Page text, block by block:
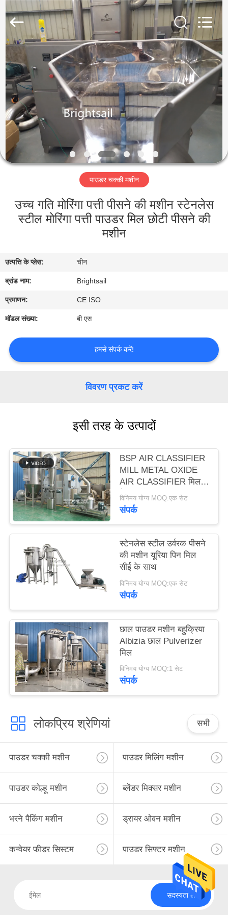
घर
उत्पादों
वीडियो
हमारे
बारे
कारखाना
गुणवत्ता
नियंत्रण
संपर्क
करें
समाचार
PRIVACY
POLICY
Brightsail
Machinery
Co.,Ltd..
Reserved.
पाउडर चक्की मशीन
उच्च गति मोरिंगा पत्ती पीसने की मशीन स्टेनलेस
स्टील मोरिंगा पत्ती पाउडर मिल छोटी पीसने की
मशीन
उत्पत्ति के प्लेस: चीन
ब्रांड नाम: Brightsail
प्रमाणन: CE ISO
मॉडल संख्या: बी एस
हमसे संपर्क करें!
विवरण प्रकट करें
इसी तरह के उत्पादों
BSP AIR CLASSIFIER
MILL METAL OXIDE
AIR CLASSIFIER मिल
मेटल ऑक्साइड ACM
GGRINDER
विनिमय योग्य MOQ:एक सेट
संपर्क
स्टेनलेस स्टील उर्वरक पीसने
की मशीन यूरिया पिन मिल
सीई के साथ
विनिमय योग्य MOQ:एक सेट
संपर्क
छाल पाउडर मशीन बहुक्रिया
Albizia छाल Pulverizer
मिल
विनिमय योग्य MOQ:1 सेट
संपर्क
लोकप्रिय श्रेणियां सभी
पाउडर चक्की मशीन पाउडर मिलिंग मशीन
पाउडर कोल्हू मशीन ब्लेंडर मिक्सर मशीन
भरने पैकिंग मशीन ड्रायर ओवन मशीन
कन्वेयर फीडर सिस्टम पाउडर सिफ्टर मशीन
सदस्यता लें